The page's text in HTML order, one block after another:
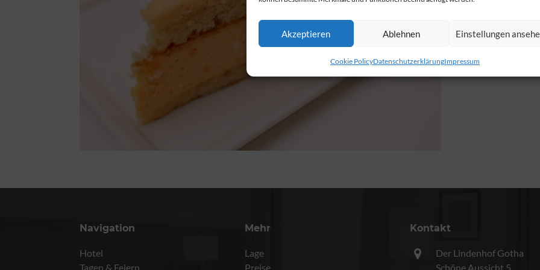
Akzeptieren Ablehnen Einstellungen
Cookie PolicyDatenschutzerklärungImpressum
Navigation
Hotel
Tagen & Feiern
Mehr
Lage
Preise
Kontakt
Der Lindenhof Gotha
Schöne Aussicht 5